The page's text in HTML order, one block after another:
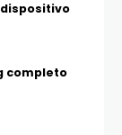
completo